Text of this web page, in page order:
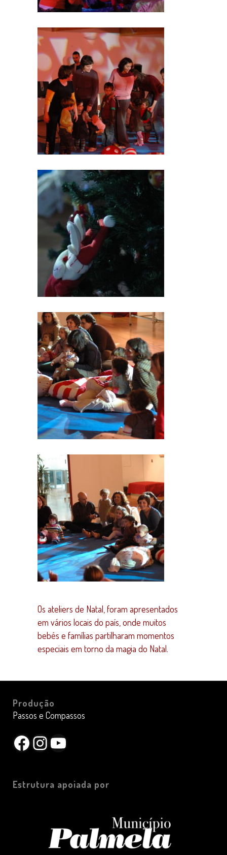
Os ateliers de Natal, foram apresentados
em vários locais do país, onde muitos
bebés e famílias partilharam momentos
especiais em torno da magia do Natal.
Produção
Passos e Compassos
Facebook
Instagram
YouTube
Estrutura apoiada por